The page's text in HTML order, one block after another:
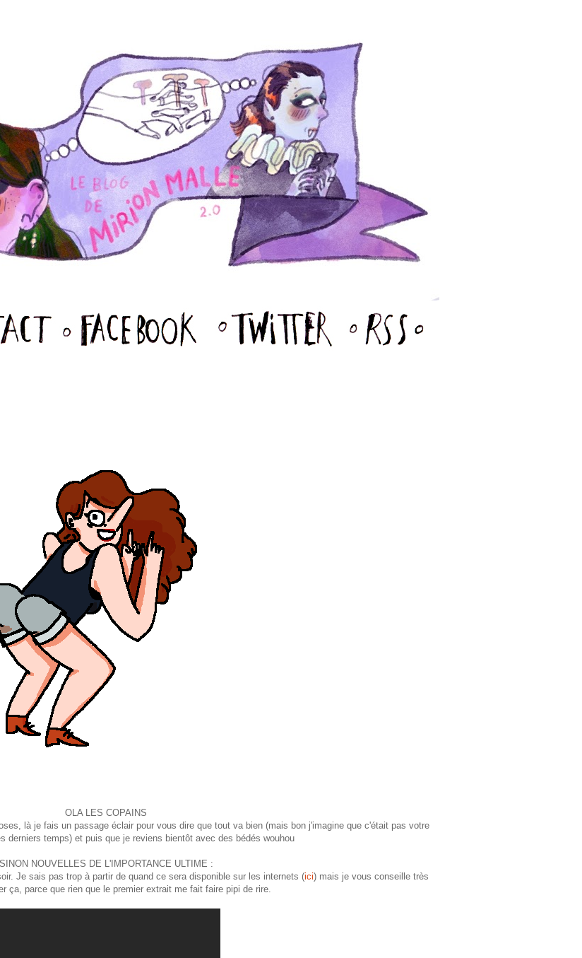
OLA LES COPAINS
là je fais un passage éclair pour vous dire que tout va bien (mais bon j'imagine que c'était pas votre
derniers temps) et puis que je reviens bientôt avec des bédés wouhou
SINON NOUVELLES DE L'IMPORTANCE ULTIME :
Je sais pas trop à partir de quand ce sera disponible sur les internets (ici) mais je vous conseille très
ça, parce que rien que le premier extrait me fait faire pipi de rire.